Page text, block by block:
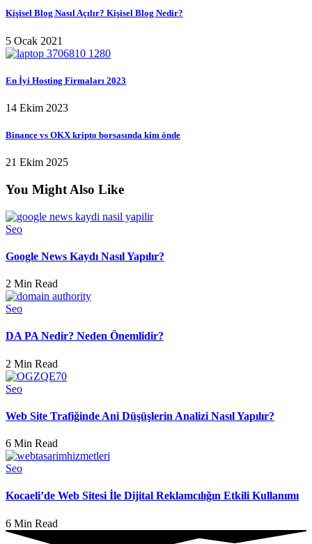
Kişisel Blog Nasıl Açılır? Kişisel Blog Nedir?
5 Ocak 2021
En İyi Hosting Firmaları 2023
14 Ekim 2023
Binance vs OKX kripto borsasında kim önde
21 Ekim 2025
You Might Also Like
Seo
Google News Kaydı Nasıl Yapılır?
2 Min Read
Seo
DA PA Nedir? Neden Önemlidir?
2 Min Read
Seo
Web Site Trafiğinde Ani Düşüşlerin Analizi Nasıl Yapılır?
6 Min Read
Seo
Kocaeli’de Web Sitesi İle Dijital Reklamcılığın Etkili Kullanımı
6 Min Read